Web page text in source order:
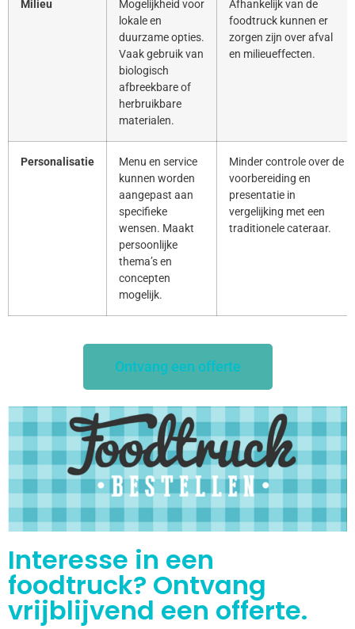
Milieu
Mogelijkheid voor
lokale en
duurzame opties.
Vaak gebruik van
biologisch
afbreekbare of
herbruikbare
materialen.
Afhankelijk van de
foodtruck kunnen er
zorgen zijn over afval
en milieueffecten.
Personalisatie
Menu en service
kunnen worden
aangepast aan
specifieke
wensen. Maakt
persoonlijke
thema’s en
concepten
mogelijk.
Minder controle over de
voorbereiding en
presentatie in
vergelijking met een
traditionele cateraar.
Ontvang een offerte
Interesse in een
foodtruck? Ontvang
vrijblijvend een offerte.